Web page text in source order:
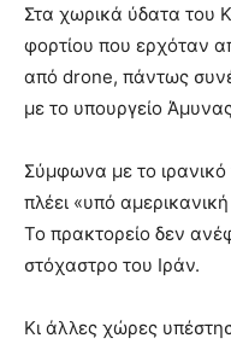
Στα χωρικά ύδατα του
φορτίου που ερχόταν
από drone, πάντως
με το υπουργείο
Σύμφωνα με το ιρανικό
πλέει «υπό
Το πρακτορείο δεν
στόχαστρο του Ιράν.
Κι άλλες χώρες